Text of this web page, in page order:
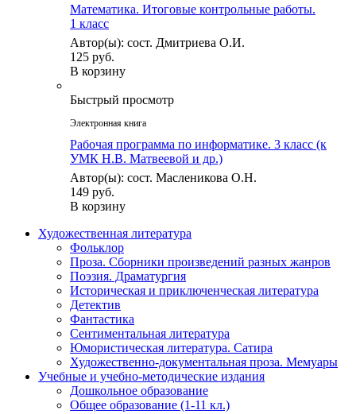
Математика. Итоговые контрольные работы.
1 класс
Автор(ы): сост. Дмитриева О.И.
125 руб.
В корзину
Быстрый просмотр
Электронная книга
Рабочая программа по информатике. 3 класс (к
УМК Н.В. Матвеевой и др.)
Автор(ы): сост. Масленикова О.Н.
149 руб.
В корзину
Художественная литература
Фольклор
Проза. Сборники произведений разных жанров
Поэзия. Драматургия
Историческая и приключенческая литература
Детектив
Фантастика
Сентиментальная литература
Юмористическая литература. Сатира
Художественно-документальная проза. Мемуары
Учебные и учебно-методические издания
Дошкольное образование
Общее образование (1-11 кл.)